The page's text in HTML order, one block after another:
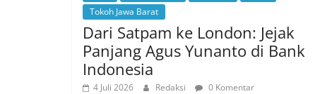
Tokoh Jawa Barat
Dari Satpam ke London: Jejak
Panjang Agus Yunanto di Bank
Indonesia
4 Juli 2026 Redaksi 0 Komentar